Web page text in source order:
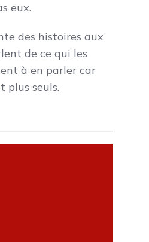
eux.
des histoires aux
de ce qui les
à en parler car
plus seuls.